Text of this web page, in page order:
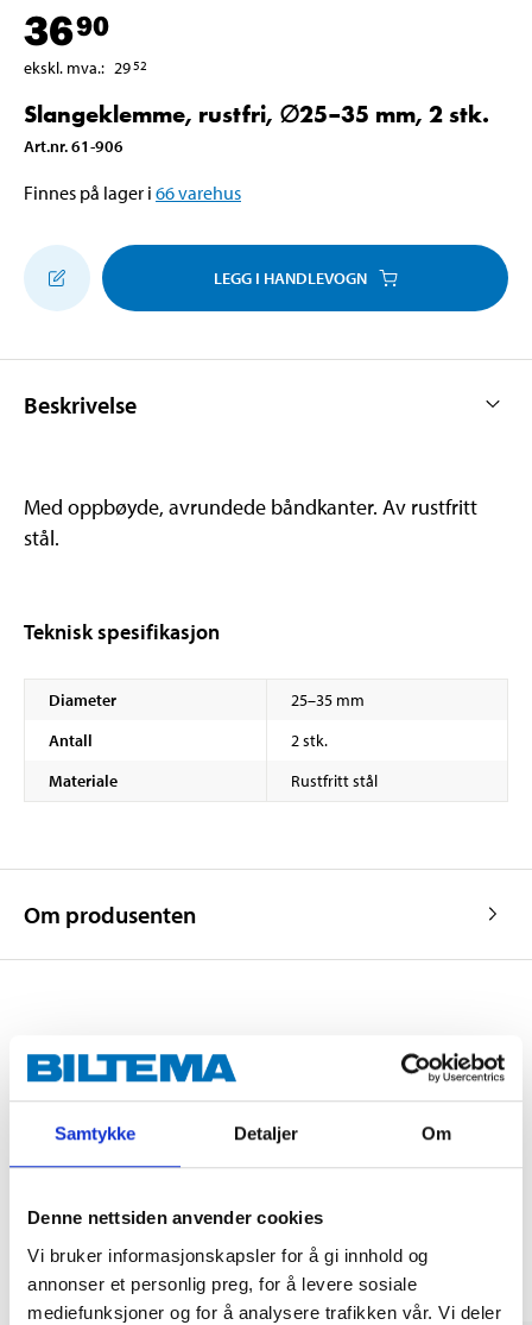
Samtykke Detaljer Om
Denne nettsiden anvender cookies
Vi bruker informasjonskapsler for å gi innhold og
annonser et personlig preg, for å levere sosiale
mediefunksjoner og for å analysere trafikken vår. Vi deler
3690
ekskl. mva.: 2952
Slangeklemme, rustfri, ∅25–35 mm, 2 stk.
Art.nr.61-906
Finnes på lager i 66varehus
LEGG I HANDLEVOGN
Beskrivelse
Med oppbøyde, avrundede båndkanter. Av rustfritt
stål.
Teknisk spesifikasjon
Diameter
25–35 mm
Antall
2 stk.
Materiale
Rustfritt stål
Om produsenten
Kjøp & Hent
LES MER
Andre kunder har også kjøpt